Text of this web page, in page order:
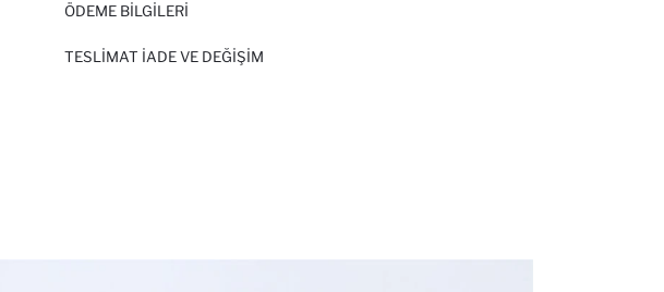
ÖDEME BİLGİLERİ
TESLIMAT İADE VE DEĞIŞIM